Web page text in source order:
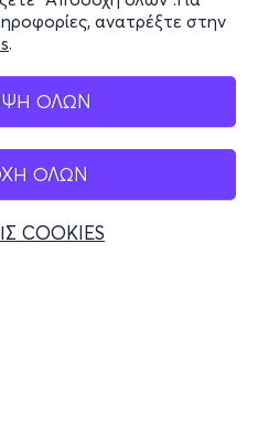
ανατρέξτε στην
.
ΟΛΩΝ
ΟΛΩΝ
COOKIES